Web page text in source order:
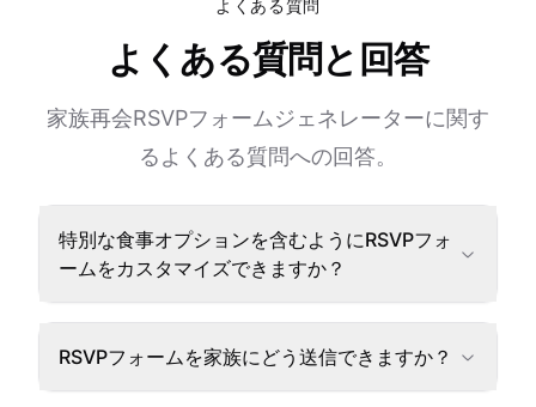
よくある質問
よくある質問と回答
家族再会RSVPフォームジェネレーターに関す
るよくある質問への回答。
特別な食事オプションを含むようにRSVPフォ
ームをカスタマイズできますか？
RSVPフォームを家族にどう送信できますか？